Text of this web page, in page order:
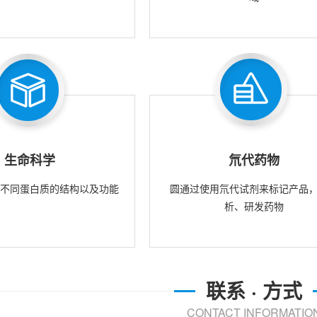
生命科学
同蛋白质的结构以及功能
氘代药物
圆通过使用氘代试剂来标记产品
析、研发药物
联系 · 方式
CONTACT